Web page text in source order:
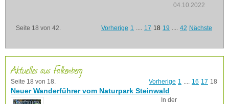
04.10.2022
Seite 18 von 42. Vorherige 1 .... 17 18 19 .... 42 Nächste
Aktuelles aus Falkenberg
Seite 18 von 18. Vorherige 1 .... 16 17 18
Neuer Wanderführer vom Naturpark Steinwald
In der